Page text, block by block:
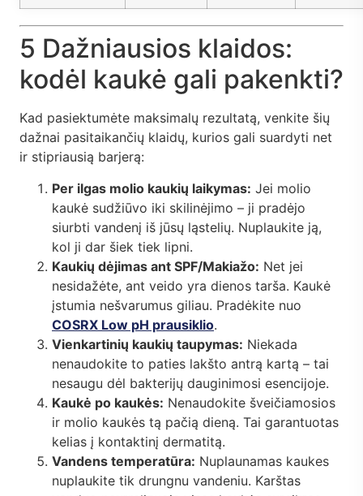
5 Dažniausios klaidos:
kodėl kaukė gali pakenkti?
Kad pasiektumėte maksimalų rezultatą, venkite šių
dažnai pasitaikančių klaidų, kurios gali suardyti net
ir stipriausią barjerą:
Per ilgas molio kaukių laikymas: Jei molio
kaukė sudžiūvo iki skilinėjimo – ji pradėjo
siurbti vandenį iš jūsų ląstelių. Nuplaukite ją,
kol ji dar šiek tiek lipni.
Kaukių dėjimas ant SPF/Makiažo: Net jei
nesidažėte, ant veido yra dienos tarša. Kaukė
įstumia nešvarumus giliau. Pradėkite nuo
COSRX Low pH prausiklio.
Vienkartinių kaukių taupymas: Niekada
nenaudokite to paties lakšto antrą kartą – tai
nesaugu dėl bakterijų dauginimosi esencijoje.
Kaukė po kaukės: Nenaudokite šveičiamosios
ir molio kaukės tą pačią dieną. Tai garantuotas
kelias į kontaktinį dermatitą.
Vandens temperatūra: Nuplaunamas kaukes
nuplaukite tik drungnu vandeniu. Karštas